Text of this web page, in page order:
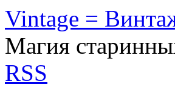
Vintage =
Магия
RSS